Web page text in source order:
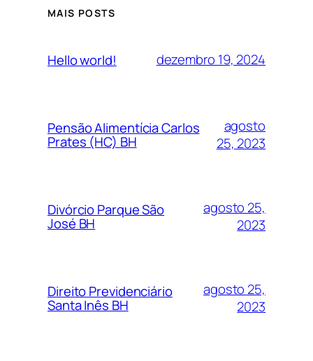
MAIS POSTS
Hello world! dezembro 19, 2024
Pensão Alimentícia Carlos
Prates (HC) BH
agosto
25, 2023
Divórcio Parque São
José BH
agosto 25,
2023
Direito Previdenciário
Santa Inês BH
agosto 25,
2023